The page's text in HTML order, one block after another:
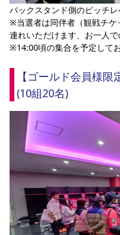
バックスタンド側のピッチレ
※当選者は同伴者（観戦チ
連れいただけます、お一人
※14:00頃の集合を予定して
【ゴールド会員様
(10組20名)